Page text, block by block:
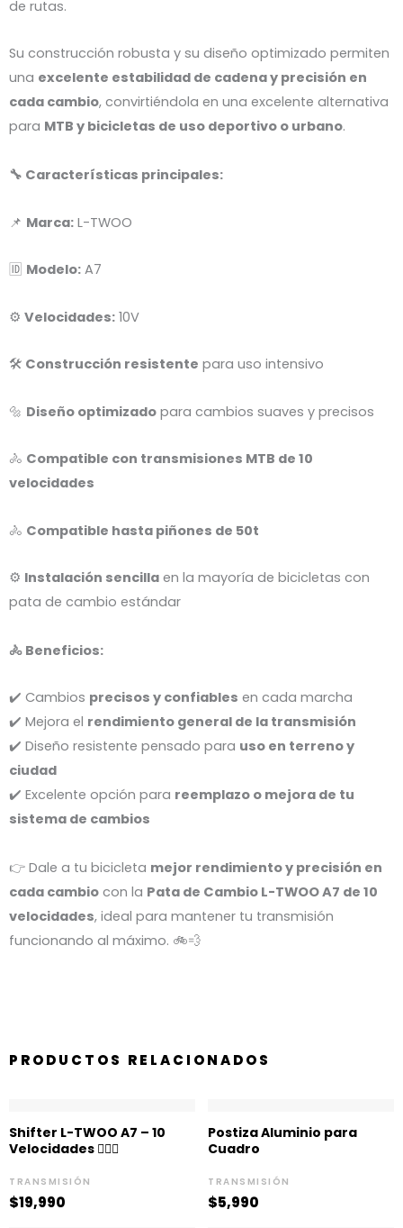
de rutas.
Su construcción robusta y su diseño optimizado permiten
una excelente estabilidad de cadena y precisión en
cada cambio, convirtiéndola en una excelente alternativa
para MTB y bicicletas de uso deportivo o urbano.
🔧 Características principales:
📌 Marca: L-TWOO
🆔 Modelo: A7
⚙️ Velocidades: 10V
🛠️ Construcción resistente para uso intensivo
🔩 Diseño optimizado para cambios suaves y precisos
🚴 Compatible con transmisiones MTB de 10
velocidades
🚴 Compatible hasta piñones de 50t
⚙️ Instalación sencilla en la mayoría de bicicletas con
pata de cambio estándar
🚴 Beneficios:
✔️ Cambios precisos y confiables en cada marcha
✔️ Mejora el rendimiento general de la transmisión
✔️ Diseño resistente pensado para uso en terreno y
ciudad
✔️ Excelente opción para reemplazo o mejora de tu
sistema de cambios
👉 Dale a tu bicicleta mejor rendimiento y precisión en
cada cambio con la Pata de Cambio L-TWOO A7 de 10
velocidades, ideal para mantener tu transmisión
funcionando al máximo. 🚲💨
PRODUCTOS RELACIONADOS
Shifter L-TWOO A7 – 10
Velocidades 🚵🏻‍♀️
TRANSMISIÓN
$19,990
Postiza Aluminio para
Cuadro
TRANSMISIÓN
$5,990